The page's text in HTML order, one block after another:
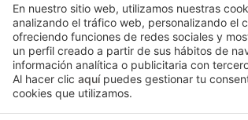
En nuestro sitio web, utilizamos nuestras
analizando el tráfico web, personalizando el
ofreciendo funciones de redes sociales y
un perfil creado a partir de sus hábitos de
información analítica o publicitaria con
Al hacer clic aquípuedes gestionar tu
cookies que utilizamos.